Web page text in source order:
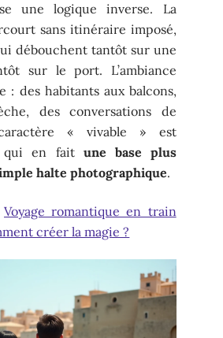
une logique inverse. La
sans itinéraire imposé,
débouchent tantôt sur une
sur le port. L’ambiance
: des habitants aux balcons,
des conversations de
« vivable » est
qui en fait une base plus
halte photographique.
Voyage romantique en train
créer la magie ?